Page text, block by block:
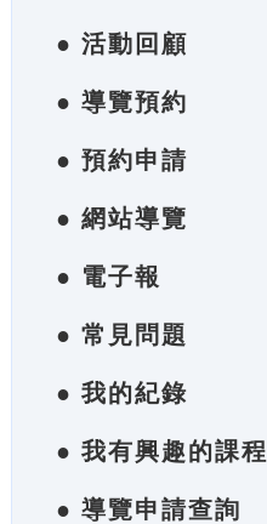
● 活動回顧
● 導覽預約
● 預約申請
● 網站導覽
● 電子報
● 常見問題
● 我的紀錄
● 我有興趣的課程
● 導覽申請查詢